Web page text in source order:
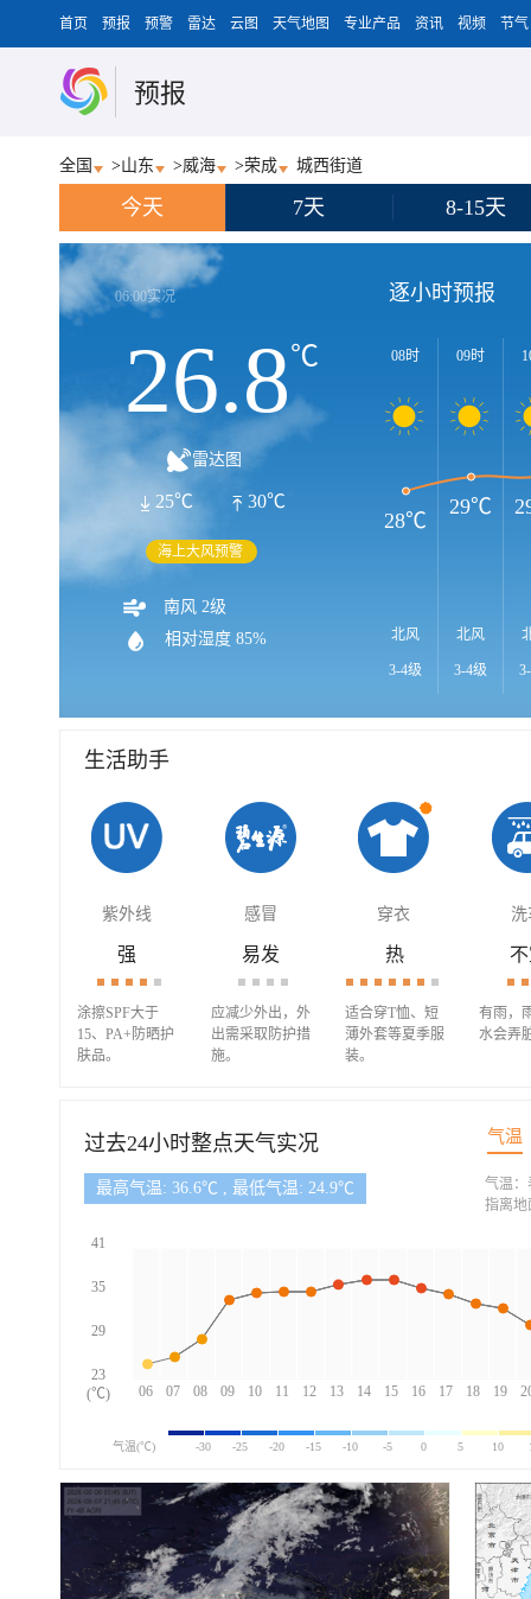
首页 预报 预警 雷达 云图 天气地图 专业产品 资讯 视频 节气
预报
全国 >山东 >威海 >荣成 城西街道
今天 7天 8-15天
06:00实况
26.8℃
雷达图
30℃
25℃
海上大风预警
南风 2级
相对湿度 85%
逐小时预报
08时
北风
3-4级
09时
北风
3-4级
28℃
29℃
生活助手
紫外线 感冒 穿衣 洗
强
涂擦SPF大于
15、PA+防晒护
肤品。
易发
应减少外出，外
出需采取防护措
施。
热
适合穿T恤、短
薄外套等夏季服
装。
有雨，
水会弄
过去24小时整点天气实况 气温
最高气温: 36.6℃ , 最低气温: 24.9℃
06 07 08 09 10 11 12 13 14 15 16 17 18 19
41
35
29
23
(℃)
气温：
指离地
气温(℃) -30 -25 -20 -15 -10 -5 0 5 10